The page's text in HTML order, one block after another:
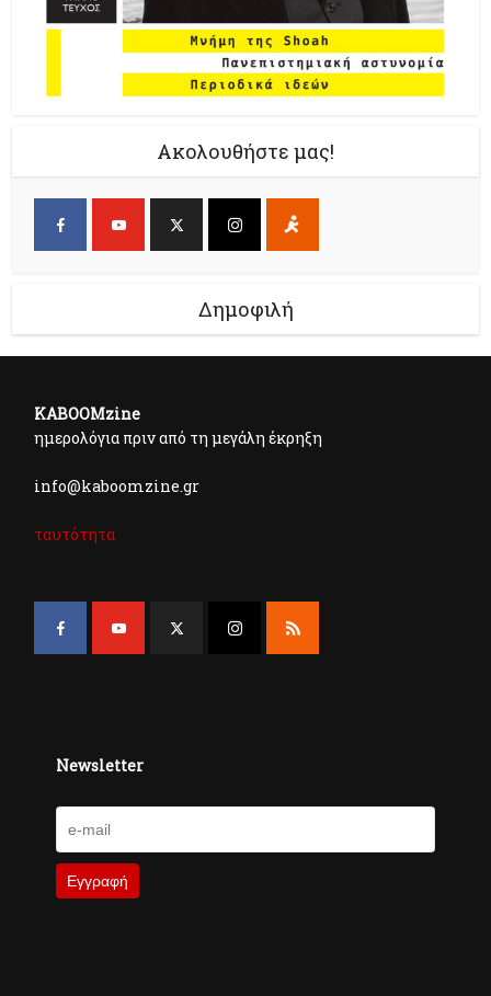
Ακολουθήστε μας!
Δημοφιλή
KABOOMzine
ημερολόγια πριν από τη μεγάλη έκρηξη
info@kaboomzine.gr
ταυτότητα
Newsletter